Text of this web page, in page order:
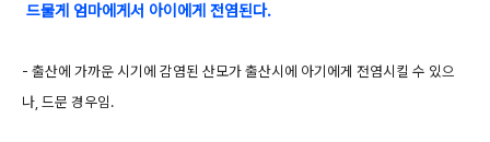
드물게 엄마에게서 아이에게 전염된다.
- 출산에 가까운 시기에 감염된 산모가 출산시에 아기에게 전염시킬 수 있으
나, 드문 경우임.